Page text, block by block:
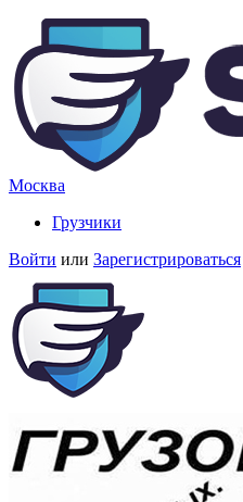
Москва
Грузчики
Войти или Зарегистрироваться